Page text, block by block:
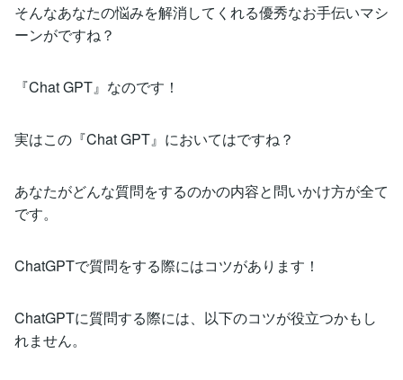
そんなあなたの悩みを解消してくれる優秀なお手伝いマシ
ーンがですね？
『Chat GPT』なのです！
実はこの『Chat GPT』においてはですね？
あなたがどんな質問をするのかの内容と問いかけ方が全て
です。
ChatGPTで質問をする際にはコツがあります！
ChatGPTに質問する際には、以下のコツが役立つかもし
れません。